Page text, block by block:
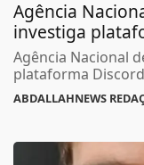
Agência
investiga
Agência Nacional
plataforma Discord
ABDALLAHNEWS